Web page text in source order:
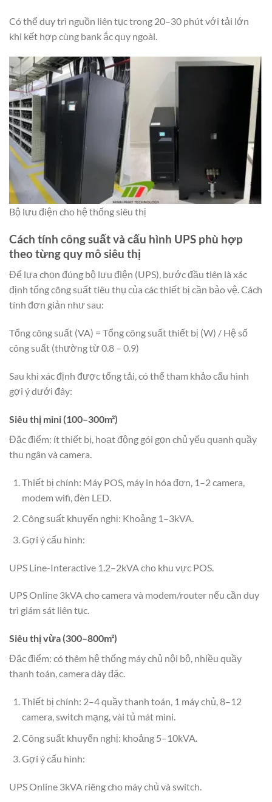
Có thể duy trì nguồn liên tục trong 20–30 phút với tải lớn
khi kết hợp cùng bank ắc quy ngoài.
Bộ lưu điện cho hệ thống siêu thị
Cách tính công suất và cấu hình UPS phù hợp
theo từng quy mô siêu thị
Để lựa chọn đúng bộ lưu điện (UPS), bước đầu tiên là xác
định tổng công suất tiêu thụ của các thiết bị cần bảo vệ. Cách
tính đơn giản như sau:
Tổng công suất (VA) = Tổng công suất thiết bị (W) / Hệ số
công suất (thường từ 0.8 – 0.9)
Sau khi xác định được tổng tải, có thể tham khảo cấu hình
gợi ý dưới đây:
Siêu thị mini (100–300m²)
Đặc điểm: ít thiết bị, hoạt động gói gọn chủ yếu quanh quầy
thu ngân và camera.
Thiết bị chính: Máy POS, máy in hóa đơn, 1–2 camera,
modem wifi, đèn LED.
Công suất khuyến nghị: Khoảng 1–3kVA.
Gợi ý cấu hình:
UPS Line-Interactive 1.2–2kVA cho khu vực POS.
UPS Online 3kVA cho camera và modem/router nếu cần duy
trì giám sát liên tục.
Siêu thị vừa (300–800m²)
Đặc điểm: có thêm hệ thống máy chủ nội bộ, nhiều quầy
thanh toán, camera dày đặc.
Thiết bị chính: 2–4 quầy thanh toán, 1 máy chủ, 8–12
camera, switch mạng, vài tủ mát mini.
Công suất khuyến nghị: khoảng 5–10kVA.
Gợi ý cấu hình:
UPS Online 3kVA riêng cho máy chủ và switch.